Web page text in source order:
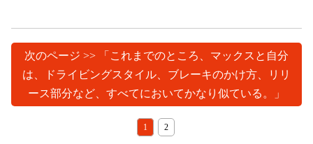
次のページ >> 「これまでのところ、マックスと自分
は、ドライビングスタイル、ブレーキのかけ方、リリ
ース部分など、すべてにおいてかなり似ている。」
1 2